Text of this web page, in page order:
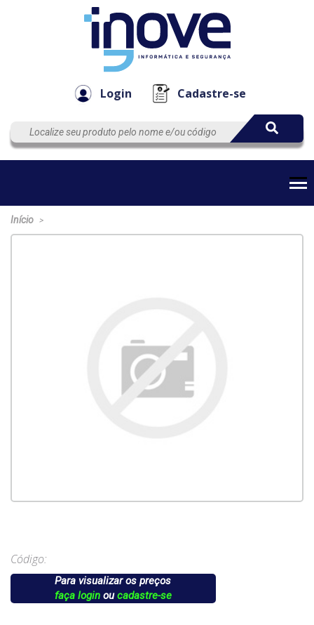
Login Cadastre-se
EmpresaAutomação
Início >
Código:
Para visualizar os preços
faça loginoucadastre-se